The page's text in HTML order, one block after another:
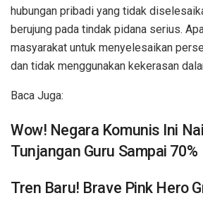
hubungan pribadi yang tidak
berujung pada tindak pidana serius.
masyarakat untuk menyelesaikan
dan tidak menggunakan kekerasan
Baca Juga:
Wow! Negara Komunis Ini
Tunjangan Guru Sampai 70%
Tren Baru! Brave Pink Hero